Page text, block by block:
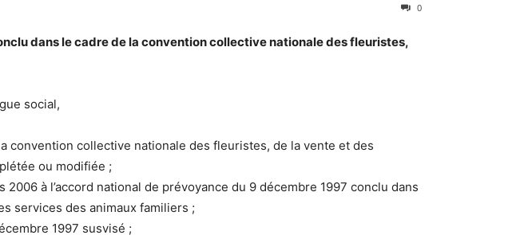
0
dans le cadre de la convention collective nationale des fleuristes,
social,
convention collective nationale des fleuristes, de la vente et des
ou modifiée ;
à l’accord national de prévoyance du 9 décembre 1997 conclu dans
services des animaux familiers ;
1997 susvisé ;